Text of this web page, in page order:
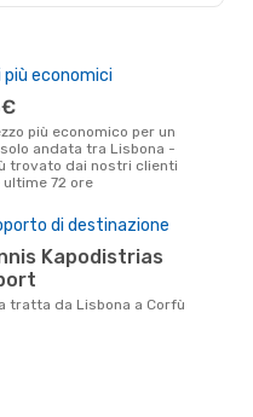
più economici
andata tra Lisbona -
trovato dai nostri clienti
ultime 72 ore
di destinazione
la tratta da Lisbona a Corfù